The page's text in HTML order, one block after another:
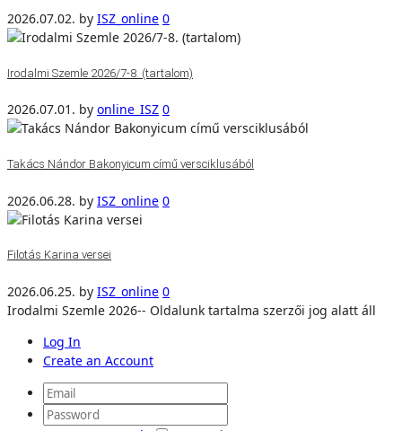
2026.07.02. by ISZ_online 0
Irodalmi Szemle 2026/7-8. (tartalom)
2026.07.01. by online_ISZ 0
Takács Nándor Bakonyicum című versciklusából
2026.06.28. by ISZ_online 0
Filotás Karina versei
2026.06.25. by ISZ_online 0
Irodalmi Szemle 2026-- Oldalunk tartalma szerzői jog alatt áll
Log In
Create an Account